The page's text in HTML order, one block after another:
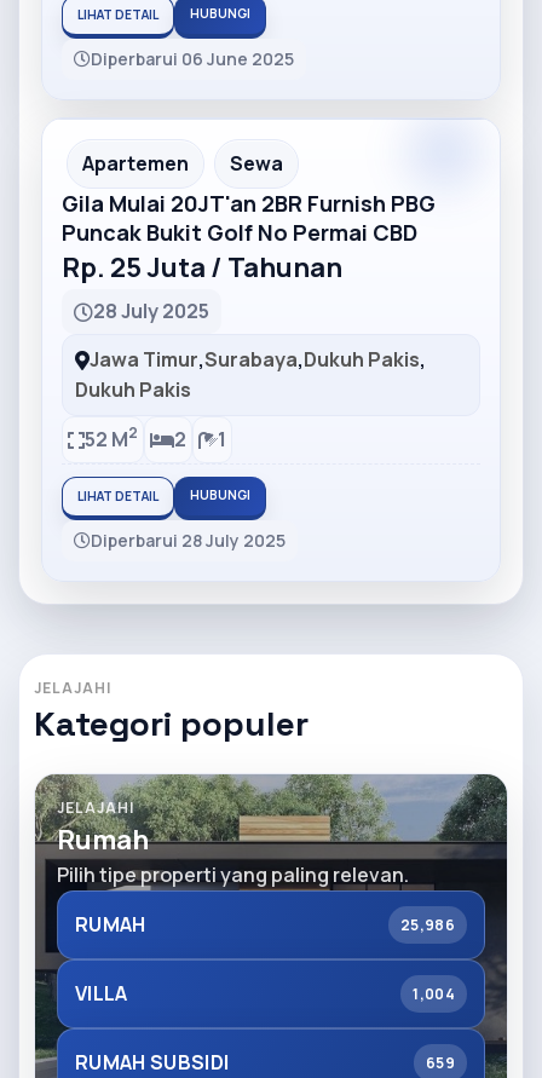
LIHAT DETAIL HUBUNGI
Diperbarui 06 June 2025
Partner Ad
Apartemen Sewa
Gila Mulai 20JT'an 2BR Furnish PBG
Puncak Bukit Golf No Permai CBD
Rp. 25 Juta / Tahunan
28 July 2025
Jawa Timur,Surabaya,Dukuh Pakis,
Dukuh Pakis
52 M2 2 1
LIHAT DETAIL HUBUNGI
Diperbarui 28 July 2025
JELAJAHI
Kategori populer
JELAJAHI
Rumah
Pilih tipe properti yang paling relevan.
RUMAH
25,986
VILLA 1,004
RUMAH SUBSIDI 659